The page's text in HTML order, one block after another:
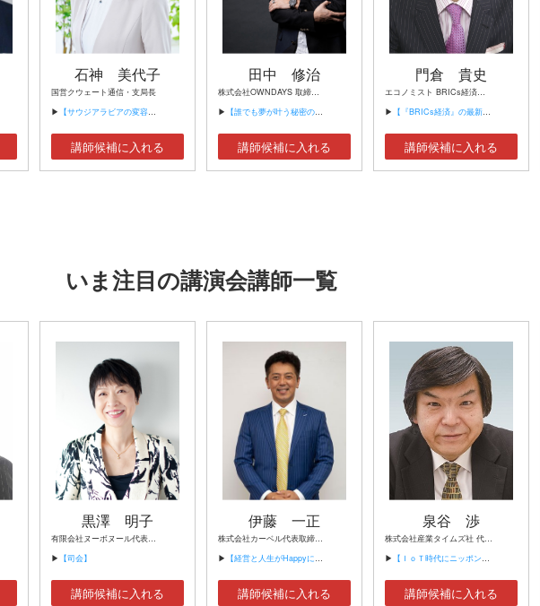
石神 美代子
国営クウェート通信・支局長
▶ 【サウジアラビアの変容とカリスマ的リーダー ～ビジョン2030が生む日本企業のチャンス】
講師候補に入れる
田中 修治
株式会社OWNDAYS 取締役会長
▶ 【誰でも夢が叶う秘密の方法】
講師候補に入れる
門倉 貴史
エコノミスト BRICs経済研究所 代表
▶ 【『BRICs経済』の最新動向と今後の展望 ～世界同時不況脱出のリード役となれるか】
講師候補に入れる
いま注目の講演会講師一覧
黒澤 明子
有限会社ヌーボヌール代表取締役
▶ 【司会】
講師候補に入れる
伊藤 一正
株式会社カーベル代表取締役社長 プロレスラーカーベル伊藤
▶ 【経営と人生がHappyになる3つのキーワード】
講師候補に入れる
泉谷 渉
株式会社産業タイムズ社 代表取締役会長 半導体産業新聞 特別編集委員
▶ 【ＩｏＴ時代にニッポンの製造業が一気に抜け出す！！ ～世界トップシェアのセンサーとロボットで戦え！】
講師候補に入れる